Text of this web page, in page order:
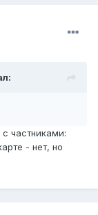
частниками:
- нет, но